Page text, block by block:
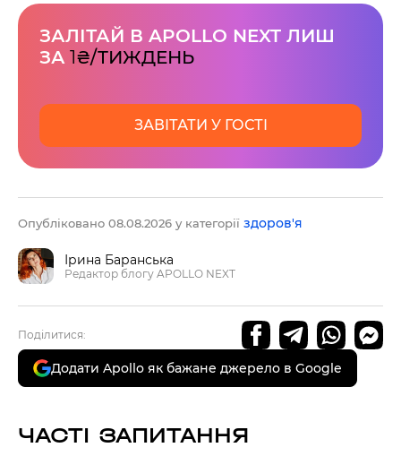
ЗАЛІТАЙ В APOLLO NEXT ЛИШ
ЗА 1₴/ТИЖДЕНЬ
ЗАВІТАТИ У ГОСТІ
Опубліковано 08.08.2026 у категорії здоров'я
Ірина Баранська
Редактор блогу APOLLO NEXT
Поділитися:
Додати Apollo як бажане джерело в Google
ЧАСТІ ЗАПИТАННЯ
60 секунд пам’яті
О 9:00 ми зупиняємось
00 59